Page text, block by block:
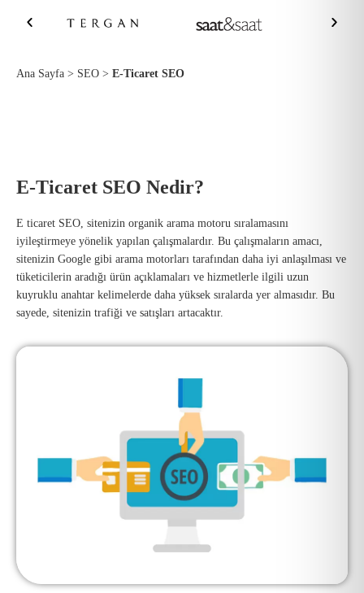
Ana Sayfa > SEO > E-Ticaret SEO
E-Ticaret SEO Nedir?
E ticaret SEO, sitenizin organik arama motoru sıralamasını
iyileştirmeye yönelik yapılan çalışmalardır. Bu çalışmaların amacı,
sitenizin Google gibi arama motorları tarafından daha iyi anlaşılması ve
tüketicilerin aradığı ürün açıklamaları ve hizmetlerle ilgili uzun
kuyruklu anahtar kelimelerde daha yüksek sıralarda yer almasıdır. Bu
sayede, sitenizin trafiği ve satışları artacaktır.